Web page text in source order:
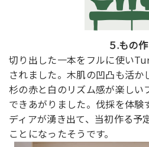
５.もの
切り出した一本をフルに使い
されました。木肌の凹凸も活か
杉の赤と白のリズム感が楽しい
できあがりました。伐採を体験
ディアが湧き出て、当初作る予
ことになったそうです。